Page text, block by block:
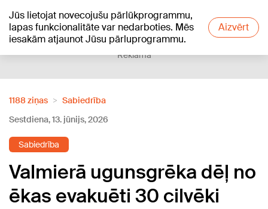
Jūs lietojat novecojušu pārlūkprogrammu,
lapas funkcionalitāte var nedarboties. Mēs
iesakām atjaunot Jūsu pārluprogrammu.
Aizvērt
+16°C
Reklāma
1188 ziņas
Sabiedrība
Sestdiena, 13. jūnijs, 2026
Sabiedrība
Valmierā ugunsgrēka dēļ no
ēkas evakuēti 30 cilvēki